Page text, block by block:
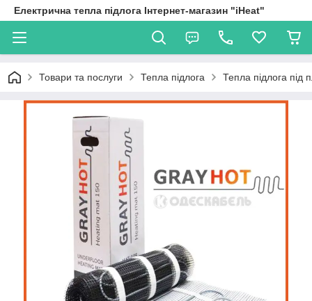
Електрична тепла підлога Інтернет-магазин "iHeat"
Товари та послуги Тепла підлога Тепла підлога під